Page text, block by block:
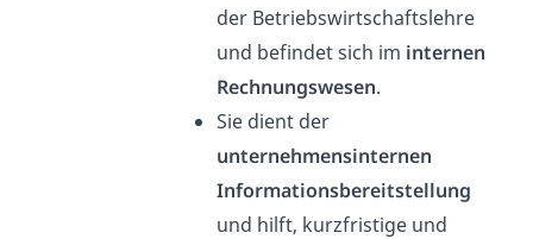
der Betriebswirtschaftslehre
und befindet sich im internen
Rechnungswesen.
Sie dient der
unternehmensinternen
Informationsbereitstellung
und hilft, kurzfristige und